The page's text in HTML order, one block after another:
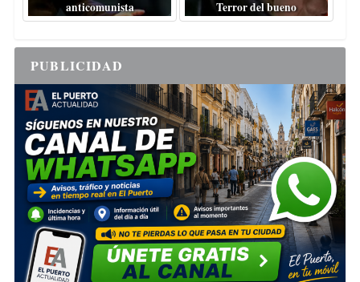
anticomunista
Terror del bueno
PUBLICIDAD